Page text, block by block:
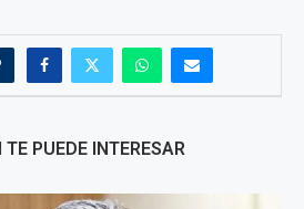
PUEDE INTERESAR